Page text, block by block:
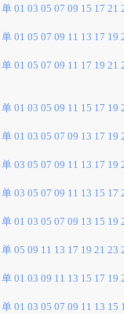
单 01 03 05 07 09 15 17 21
单 01 05 07 09 11 13 17 19
单 01 05 07 09 11 17 19 21
单 01 03 05 09 11 15 17 19
单 01 03 05 07 09 13 17 19
单 03 05 07 09 11 13 17 19
单 03 05 07 09 11 13 15 17
单 01 03 05 07 09 13 15 19
单 05 09 11 13 17 19 21 23
单 01 03 09 11 13 15 17 19
单 01 03 05 07 09 11 13 15